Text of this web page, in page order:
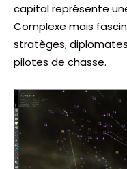
capital représente
Complexe mais
stratèges,
pilotes de chasse.